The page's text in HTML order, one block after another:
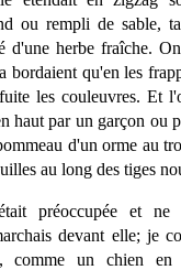
ou rempli de sable,
d'une herbe fraîche.
bordaient qu'en les
les couleuvres. Et
haut par un garçon ou
d'un orme au
au long des tiges
préoccupée et
devant elle; je
comme un chien en